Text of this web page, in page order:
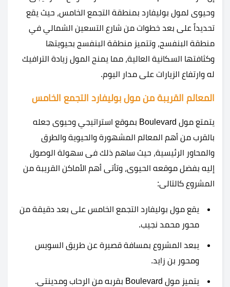
وحيوى لمول بوليفارد بمنطقة التجمع الخامس، حيث يقع
تحديداً على بعد خطوات من شارع التسعين الشمالي في
منطقة البنفسج، وتتميز منطقة البنفسج بحيويتها
وكثافتها السكانية العالية، مما يمنح المول زيادة الترافيك
له وارتفاع الزيارات على مدار اليوم.
المعالم القريبة من مول بوليفارد التجمع الخامس
يتمتع مول Boulevard بموقع استراتيجي وحيوى جعله
بالقرب من أهم المعالم المشهورة والحيوية والطرق
والمحاور الرئيسية، حيث ساهم ذلك فى سهولة الوصول
إليه بفضل موقعه الحيوى، وتأتى أهم الأماكن القريبة من
المشروع كالتالى:
يقع مول بوليفارد التجمع الخامس على بعد دقيقة من
محور محمد نجيب.
يبعد المشروع بمسافة قصيرة عن طريق السويس
ومحور بن زايد.
يتميز مول Boulevard بقربه من الرحاب ومدينتي.